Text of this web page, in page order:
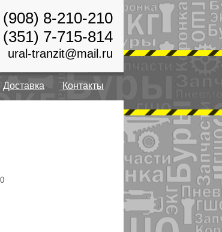
(908) 8-210-210
(351) 7-715-814
ural-tranzit@mail.ru
Доставка Контакты